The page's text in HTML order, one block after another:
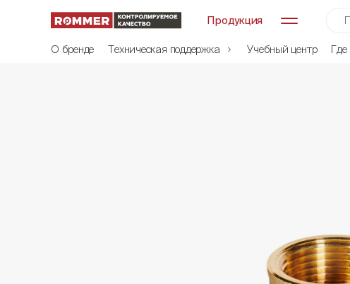
Продукция
О бренде
Техническая поддержка Учебный центр Где